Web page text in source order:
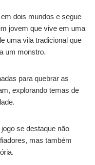
dois mundos e segue
jovem que vive em uma
uma vila tradicional que
um monstro.
para quebrar as
explorando temas de
se destaque não
mas também